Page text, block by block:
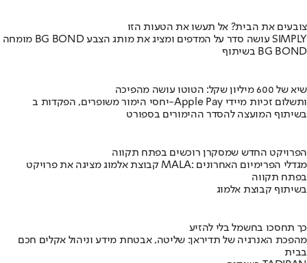
צובעים את הבית? אל תעשו את הטעות הזו
מומחה BG BOND עושה סדר על המדפים ומציג את מותג הצבע SIMPLY
בשיתוף BG BOND
שיא של 600 מיליון שקל: הטוטו עושה מהפיכה
יחסי הימור משופרים, הפקדות ב-Apple Pay ותשלום זכיות מיידי
בשיתוף המועצה להסדר ההימורים בספורט
הפרויקט החדש שמסקרן רוכשים בפתח תקווה
קבוצת אלמוג מציגה את פרויקט MALA: מגדלי הפרימיום האחרונים
בפתח תקווה
בשיתוף קבוצת אלמוג
כך תחסכו בחשמל בלי להזיע
מהפכת האנרגיה של תדיראן: שליטה, אבטחת מידע וניהול אקלים חכם
בבית